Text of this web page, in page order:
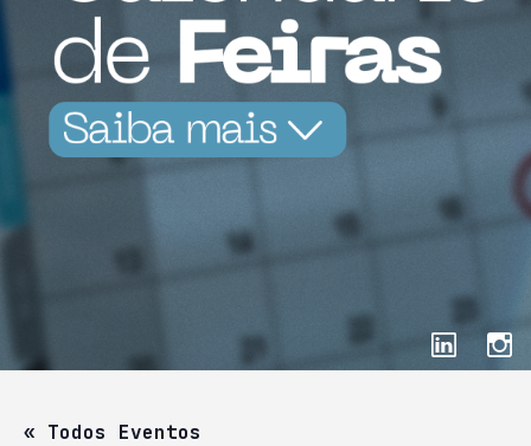
« Todos Eventos